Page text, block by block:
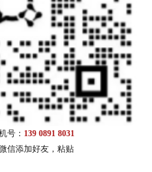
随处可见外国游客，或购物，或观
。也许你会觉得这里很国际、很现
古香的藏式建筑时刻提醒你：这里
传统与现代和谐并存、完美融合。
号： 139 0891 8031
信添加好友，粘贴